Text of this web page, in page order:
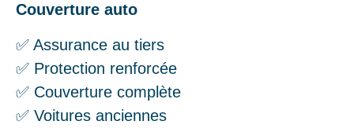
Couverture auto
✅ Assurance au tiers
✅ Protection renforcée
✅ Couverture complète
✅ Voitures anciennes